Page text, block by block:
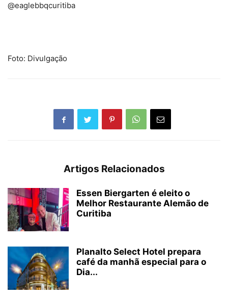
@eaglebbqcuritiba
Foto: Divulgação
Artigos Relacionados
Essen Biergarten é eleito o
Melhor Restaurante Alemão de
Curitiba
Planalto Select Hotel prepara
café da manhã especial para o
Dia...